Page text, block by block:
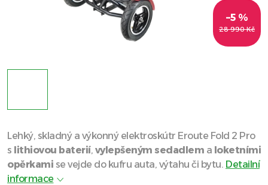
28 990 Kč
–5 %
Lehký, skladný a výkonný elektroskútr Eroute Fold 2 Pro
s lithiovou baterií, vylepšeným sedadlem a loketními
opěrkami se vejde do kufru auta, výtahu či bytu. Detailní
informace